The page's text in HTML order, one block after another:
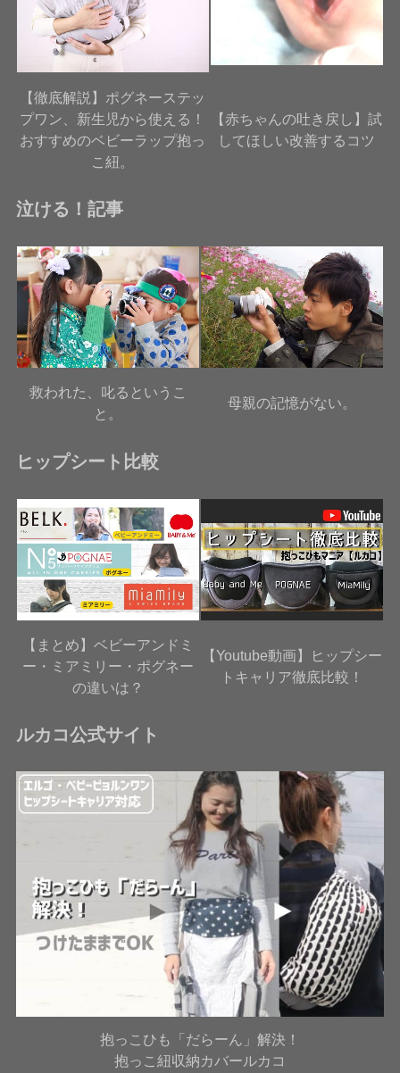
【徹底解説】ポグネーステッ
プワン、新生児から使える！
おすすめのベビーラップ抱っ
こ紐。
【赤ちゃんの吐き戻し】試
してほしい改善するコツ
泣ける！記事
救われた、叱るというこ
と。
母親の記憶がない。
ヒップシート比較
【まとめ】ベビーアンドミ
ー・ミアミリー・ポグネー
の違いは？
【Youtube動画】ヒップシー
トキャリア徹底比較！
ルカコ公式サイト
抱っこひも「だらーん」解決！
抱っこ紐収納カバールカコ